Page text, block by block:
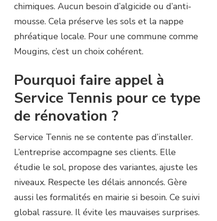
chimiques. Aucun besoin d’algicide ou d’anti-
mousse. Cela préserve les sols et la nappe
phréatique locale. Pour une commune comme
Mougins, c’est un choix cohérent.
Pourquoi faire appel à
Service Tennis pour ce type
de rénovation ?
Service Tennis ne se contente pas d’installer.
L’entreprise accompagne ses clients. Elle
étudie le sol, propose des variantes, ajuste les
niveaux. Respecte les délais annoncés. Gère
aussi les formalités en mairie si besoin. Ce suivi
global rassure. Il évite les mauvaises surprises.